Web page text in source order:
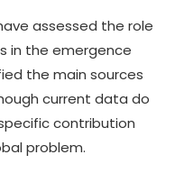
assessed the role
in the emergence
the main sources
current data do
contribution
problem.